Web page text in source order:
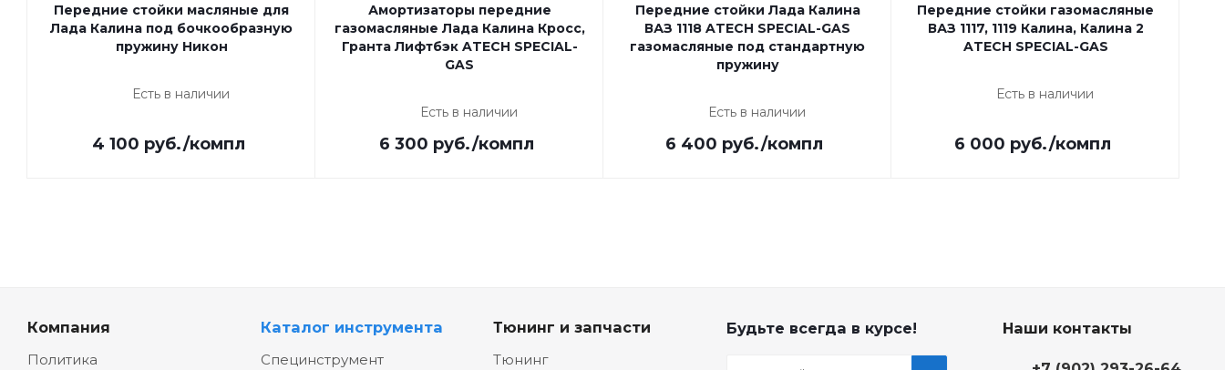
Передние стойки масляные для
Лада Калина под бочкообразную
пружину Никон
Есть в наличии
4 100 руб./компл
Амортизаторы передние
газомасляные Лада Калина Кросс,
Гранта Лифтбэк ATECH SPECIAL-
GAS
Есть в наличии
6 300 руб./компл
Передние стойки Лада Калина
ВАЗ 1118 ATECH SPECIAL-GAS
газомасляные под стандартную
пружину
Есть в наличии
6 400 руб./компл
Передние стойки газомасляные
ВАЗ 1117, 1119 Калина, Калина 2
ATECH SPECIAL-GAS
Есть в наличии
6 000 руб./компл
Компания
Политика
Каталог инструмента
Специнструмент
Тюнинг и запчасти
Тюнинг
Будьте всегда в курсе! Наши контакты